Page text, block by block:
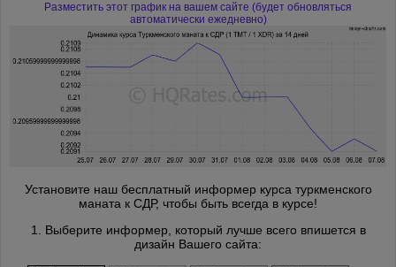
Разместить этот график на вашем сайте (будет обновляться
автоматически ежедневно)
Установите наш бесплатный информер курса туркменского
маната к СДР, чтобы быть всегда в курсе!
1. Выберите информер, который лучше всего впишется в
дизайн Вашего сайта: